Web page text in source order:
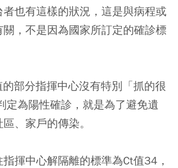
也有這樣的狀況，這是與病程或
，不是因為國家所訂定的確診標
部分指揮中心沒有特別「抓的很
定為陽性確診，就是為了避免遺
、家戶的傳染。
揮中心解隔離的標準為Ct值34，